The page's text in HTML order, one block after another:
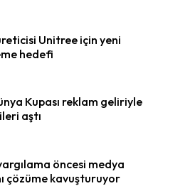
Unitree için yeni
hedefi
Kupası reklam geliriyle
aştı
öncesi medya
çözüme kavuşturuyor